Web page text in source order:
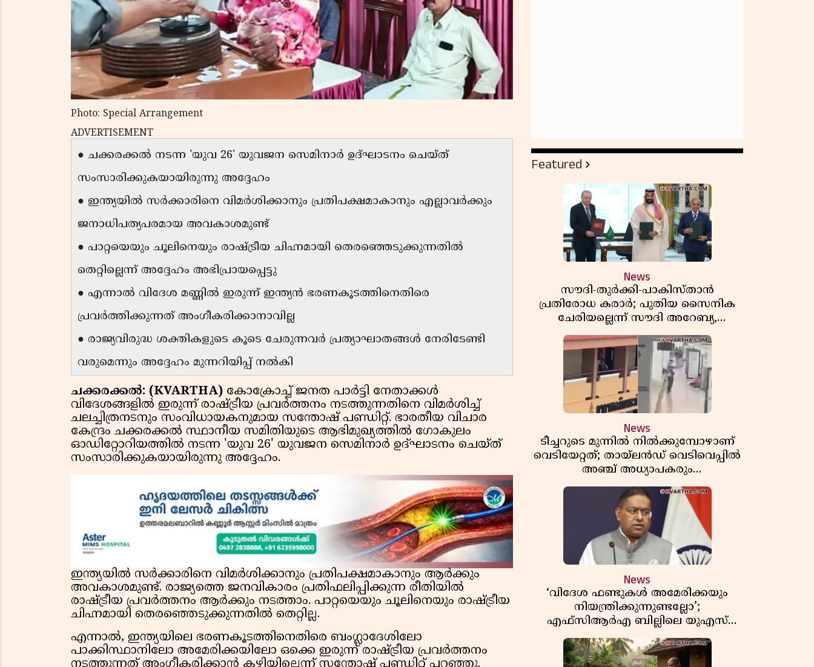
Photo: Special Arrangement
ADVERTISEMENT
● ചക്കരക്കൽ നടന്ന 'യുവ 26' യുവജന സെമിനാർ ഉദ്ഘാടനം ചെയ്ത്
സംസാരിക്കുകയായിരുന്നു അദ്ദേഹം
● ഇന്ത്യയിൽ സർക്കാരിനെ വിമർശിക്കാനും പ്രതിപക്ഷമാകാനും എല്ലാവർക്കും
ജനാധിപത്യപരമായ അവകാശമുണ്ട്
● പാറ്റയെയും ചൂലിനെയും രാഷ്ട്രീയ ചിഹ്നമായി തെരഞ്ഞെടുക്കുന്നതിൽ
തെറ്റില്ലെന്ന് അദ്ദേഹം അഭിപ്രായപ്പെട്ടു
● എന്നാൽ വിദേശ മണ്ണിൽ ഇരുന്ന് ഇന്ത്യൻ ഭരണകൂടത്തിനെതിരെ
പ്രവർത്തിക്കുന്നത് അംഗീകരിക്കാനാവില്ല
● രാജ്യവിരുദ്ധ ശക്തികളുടെ കൂടെ ചേരുന്നവർ പ്രത്യാഘാതങ്ങൾ നേരിടേണ്ടി
വരുമെന്നും അദ്ദേഹം മുന്നറിയിപ്പ് നൽകി
ചക്കരക്കൽ: (KVARTHA) കോക്രോച്ച് ജനത പാർട്ടി നേതാക്കൾ
വിദേശങ്ങളിൽ ഇരുന്ന് രാഷ്ട്രീയ പ്രവർത്തനം നടത്തുന്നതിനെ വിമർശിച്ച്
ചലച്ചിത്രനടനും സംവിധായകനുമായ സന്തോഷ് പണ്ഡിറ്റ്. ഭാരതീയ വിചാര
കേന്ദ്രം ചക്കരക്കൽ സ്ഥാനീയ സമിതിയുടെ ആഭിമുഖ്യത്തിൽ ഗോകുലം
ഓഡിറ്റോറിയത്തിൽ നടന്ന 'യുവ 26' യുവജന സെമിനാർ ഉദ്ഘാടനം ചെയ്ത്
സംസാരിക്കുകയായിരുന്നു അദ്ദേഹം.
ഇന്ത്യയിൽ സർക്കാരിനെ വിമർശിക്കാനും പ്രതിപക്ഷമാകാനും ആർക്കും
അവകാശമുണ്ട്. രാജ്യത്തെ ജനവികാരം പ്രതിഫലിപ്പിക്കുന്ന രീതിയിൽ
രാഷ്ട്രീയ പ്രവർത്തനം ആർക്കും നടത്താം. പാറ്റയെയും ചൂലിനെയും രാഷ്ട്രീയ
ചിഹ്നമായി തെരഞ്ഞെടുക്കുന്നതിൽ തെറ്റില്ല.
എന്നാൽ, ഇന്ത്യയിലെ ഭരണകൂടത്തിനെതിരെ ബംഗ്ലാദേശിലോ
പാക്കിസ്ഥാനിലോ അമേരിക്കയിലോ ഒക്കെ ഇരുന്ന് രാഷ്ട്രീയ പ്രവർത്തനം
Featured
News
സൗദി-തുർക്കി-പാകിസ്താൻ
പ്രതിരോധ കരാർ; പുതിയ സൈനിക
ചേരിയല്ലെന്ന് സൗദി അറേബ്യ,
വിമർശനവുമായി ഇറാൻ
News
ടീച്ചറുടെ മുന്നിൽ നിൽക്കുമ്പോഴാണ്
വെടിയേറ്റത്; തായ്‌ലൻഡ് വെടിവെപ്പിൽ
അഞ്ച് അധ്യാപകരും
മുത്തശ്ശീമുത്തശ്ശന്മാരും കൊല്ലപ്പെട്ടു,
മരണസംഖ്യ 7; ഞെട്ടിക്കുന്ന
വെളിപ്പെടുത്തലുകൾ
News
‘വിദേശ ഫണ്ടുകൾ അമേരിക്കയും
നിയന്ത്രിക്കുന്നുണ്ടല്ലോ’;
എഫ്സിആർഎ ബില്ലിലെ യുഎസ്
വിമർശനങ്ങൾക്ക് മറുപടിയുമായി ഇന്ത്യ